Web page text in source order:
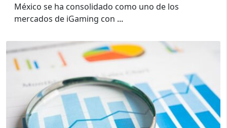
México se ha consolidado como uno de los
mercados de iGaming con ...